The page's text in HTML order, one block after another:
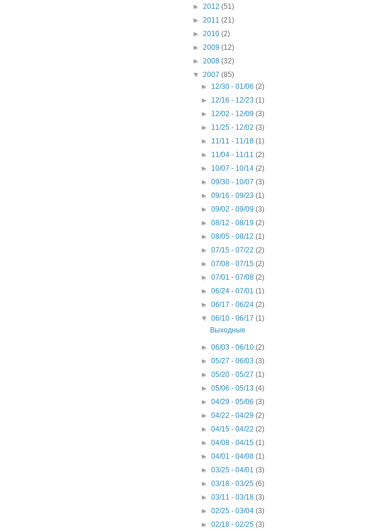
► 2012 (51)
► 2011 (21)
► 2010 (2)
► 2009 (12)
► 2008 (32)
▼ 2007 (85)
► 12/30 - 01/06(2)
► 12/16 - 12/23(1)
► 12/02 - 12/09(3)
► 11/25 - 12/02(3)
► 11/11 - 11/18(1)
► 11/04 - 11/11(2)
► 10/07 - 10/14(2)
►09/30 - 10/07(3)
►09/16 - 09/23(1)
►09/02 - 09/09(3)
►08/12 - 08/19(2)
►08/05 - 08/12(1)
►07/15 - 07/22(2)
►07/08 - 07/15(2)
►07/01 - 07/08(2)
►06/24 - 07/01(1)
►06/17 - 06/24(2)
▼06/10 - 06/17(1)
Выходные
►06/03 - 06/10(2)
►05/27 - 06/03(3)
►05/20 - 05/27(1)
►05/06 - 05/13(4)
►04/29 - 05/06(3)
►04/22 - 04/29(2)
►04/15 - 04/22(2)
►04/08 - 04/15(1)
►04/01 - 04/08(1)
►03/25 - 04/01(3)
►03/18 - 03/25(6)
►03/11 - 03/18(3)
►02/25 - 03/04(3)
►02/18 - 02/25(3)